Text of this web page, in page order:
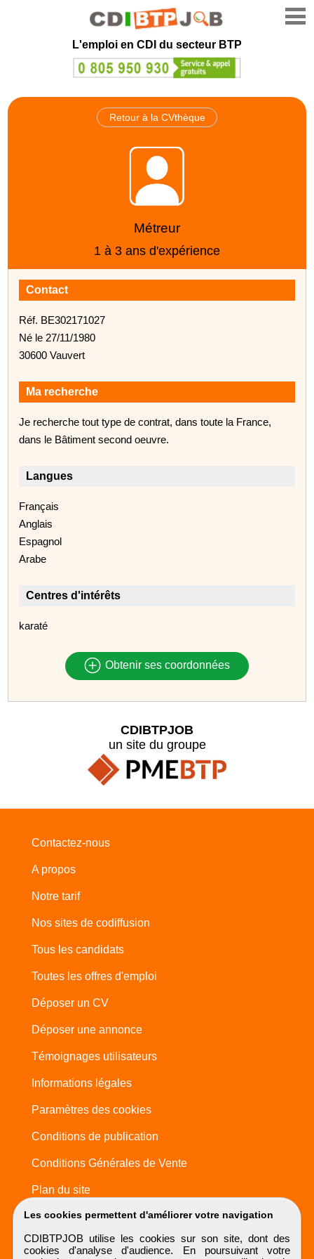
L'emploi en CDI du secteur BTP
Retour à la CVthèque
Métreur
1 à 3 ans d'expérience
Contact
Réf. BE302171027
Né le 27/11/1980
30600 Vauvert
Ma recherche
Je recherche tout type de contrat, dans toute la France,
dans le Bâtiment second oeuvre.
Langues
Français
Anglais
Espagnol
Arabe
Centres d'intérêts
karaté
Obtenir ses coordonnées
Les cookies permettent d'améliorer votre navigation
CDIBTPJOB utilise les cookies sur son site, dont des
cookies d'analyse d'audience. En poursuivant votre
CDIBTPJOB
un site du groupe
Contactez-nous
A propos
Notre tarif
Nos sites de codiffusion
Tous les candidats
Toutes les offres d'emploi
Déposer un CV
Déposer une annonce
Témoignages utilisateurs
Informations légales
Paramètres des cookies
Conditions de publication
Conditions Générales de Vente
Plan du site